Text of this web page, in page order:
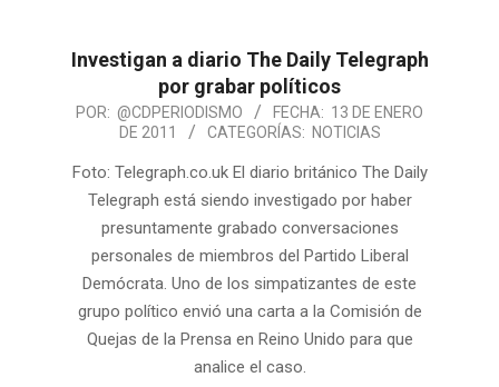
Investigan a diario The Daily Telegraph
por grabar políticos
POR: @CDPERIODISMO FECHA: 13 DE ENERO
DE 2011
CATEGORÍAS: NOTICIAS
Foto: Telegraph.co.uk El diario británico The Daily
Telegraph está siendo investigado por haber
presuntamente grabado conversaciones
personales de miembros del Partido Liberal
Demócrata. Uno de los simpatizantes de este
grupo político envió una carta a la Comisión de
Quejas de la Prensa en Reino Unido para que
analice el caso.